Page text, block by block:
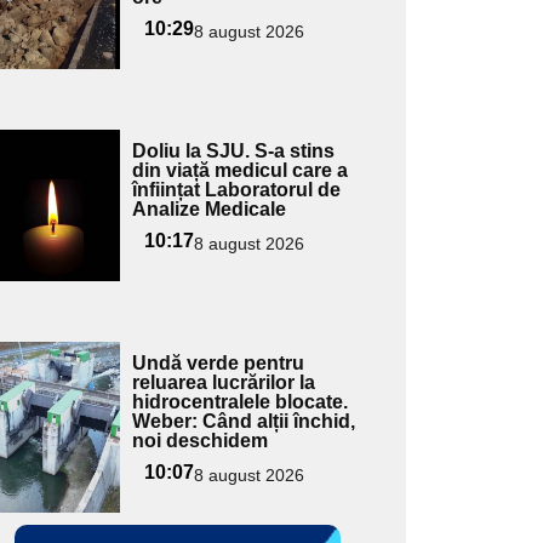
10:298 august 2026
Doliu la SJU. S-a stins
din viață medicul care a
înființat Laboratorul de
Analize Medicale
10:178 august 2026
textul
Undă verde pentru
reluarea lucrărilor la
hidrocentralele blocate.
Weber: Când alții închid,
noi deschidem
10:078 august 2026